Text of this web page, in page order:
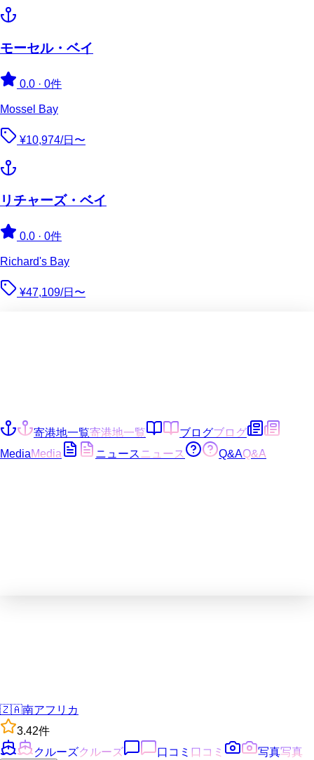
モーセル・ベイ
0.0 · 0件
Mossel Bay
¥10,974/日〜
リチャーズ・ベイ
0.0 · 0件
Richard's Bay
¥47,109/日〜
寄港地一覧寄港地一覧 ブログブログ
MediaMedia ニュース ニュース Q&AQ&A
🇿🇦南アフリカ
3.42件
クルーズクルーズ 口コミ 口コミ 写真写真